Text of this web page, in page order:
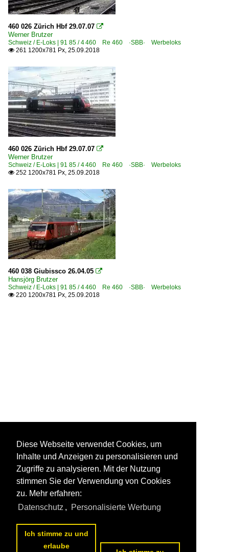
460 026 Zürich Hbf 29.07.07 
Werner Brutzer
Schweiz / E-Loks | 91 85 / 4 460 Re 460 ·SBB· Werbeloks
 261 1200x781 Px, 25.09.2018
460 026 Zürich Hbf 29.07.07 
Werner Brutzer
Schweiz / E-Loks | 91 85 / 4 460 Re 460 ·SBB· Werbeloks
 252 1200x781 Px, 25.09.2018
460 038 Giubissco 26.04.05 
Hansjörg Brutzer
Schweiz / E-Loks | 91 85 / 4 460 Re 460 ·SBB· Werbeloks
 220 1200x781 Px, 25.09.2018
Diese Webseite verwendet Cookies, um
Inhalte und Anzeigen zu personalisieren und
Zugriffe zu analysieren. Mit der Nutzung
stimmen Sie der Verwendung von Cookies
zu. Mehr erfahren:
Datenschutz , Personalisierte Werbung
Ich stimme zu und
erlaube